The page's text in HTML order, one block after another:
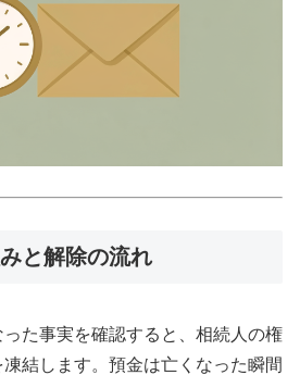
と解除の流れ
た事実を確認すると、相続人の権
結します。預金は亡くなった瞬間